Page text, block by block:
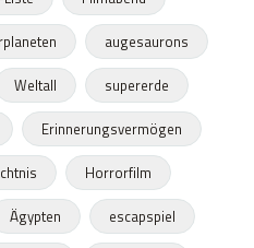
augesaurons
Weltall
supererde
Erinnerungsvermögen
Horrorfilm
Ägypten
escapspiel